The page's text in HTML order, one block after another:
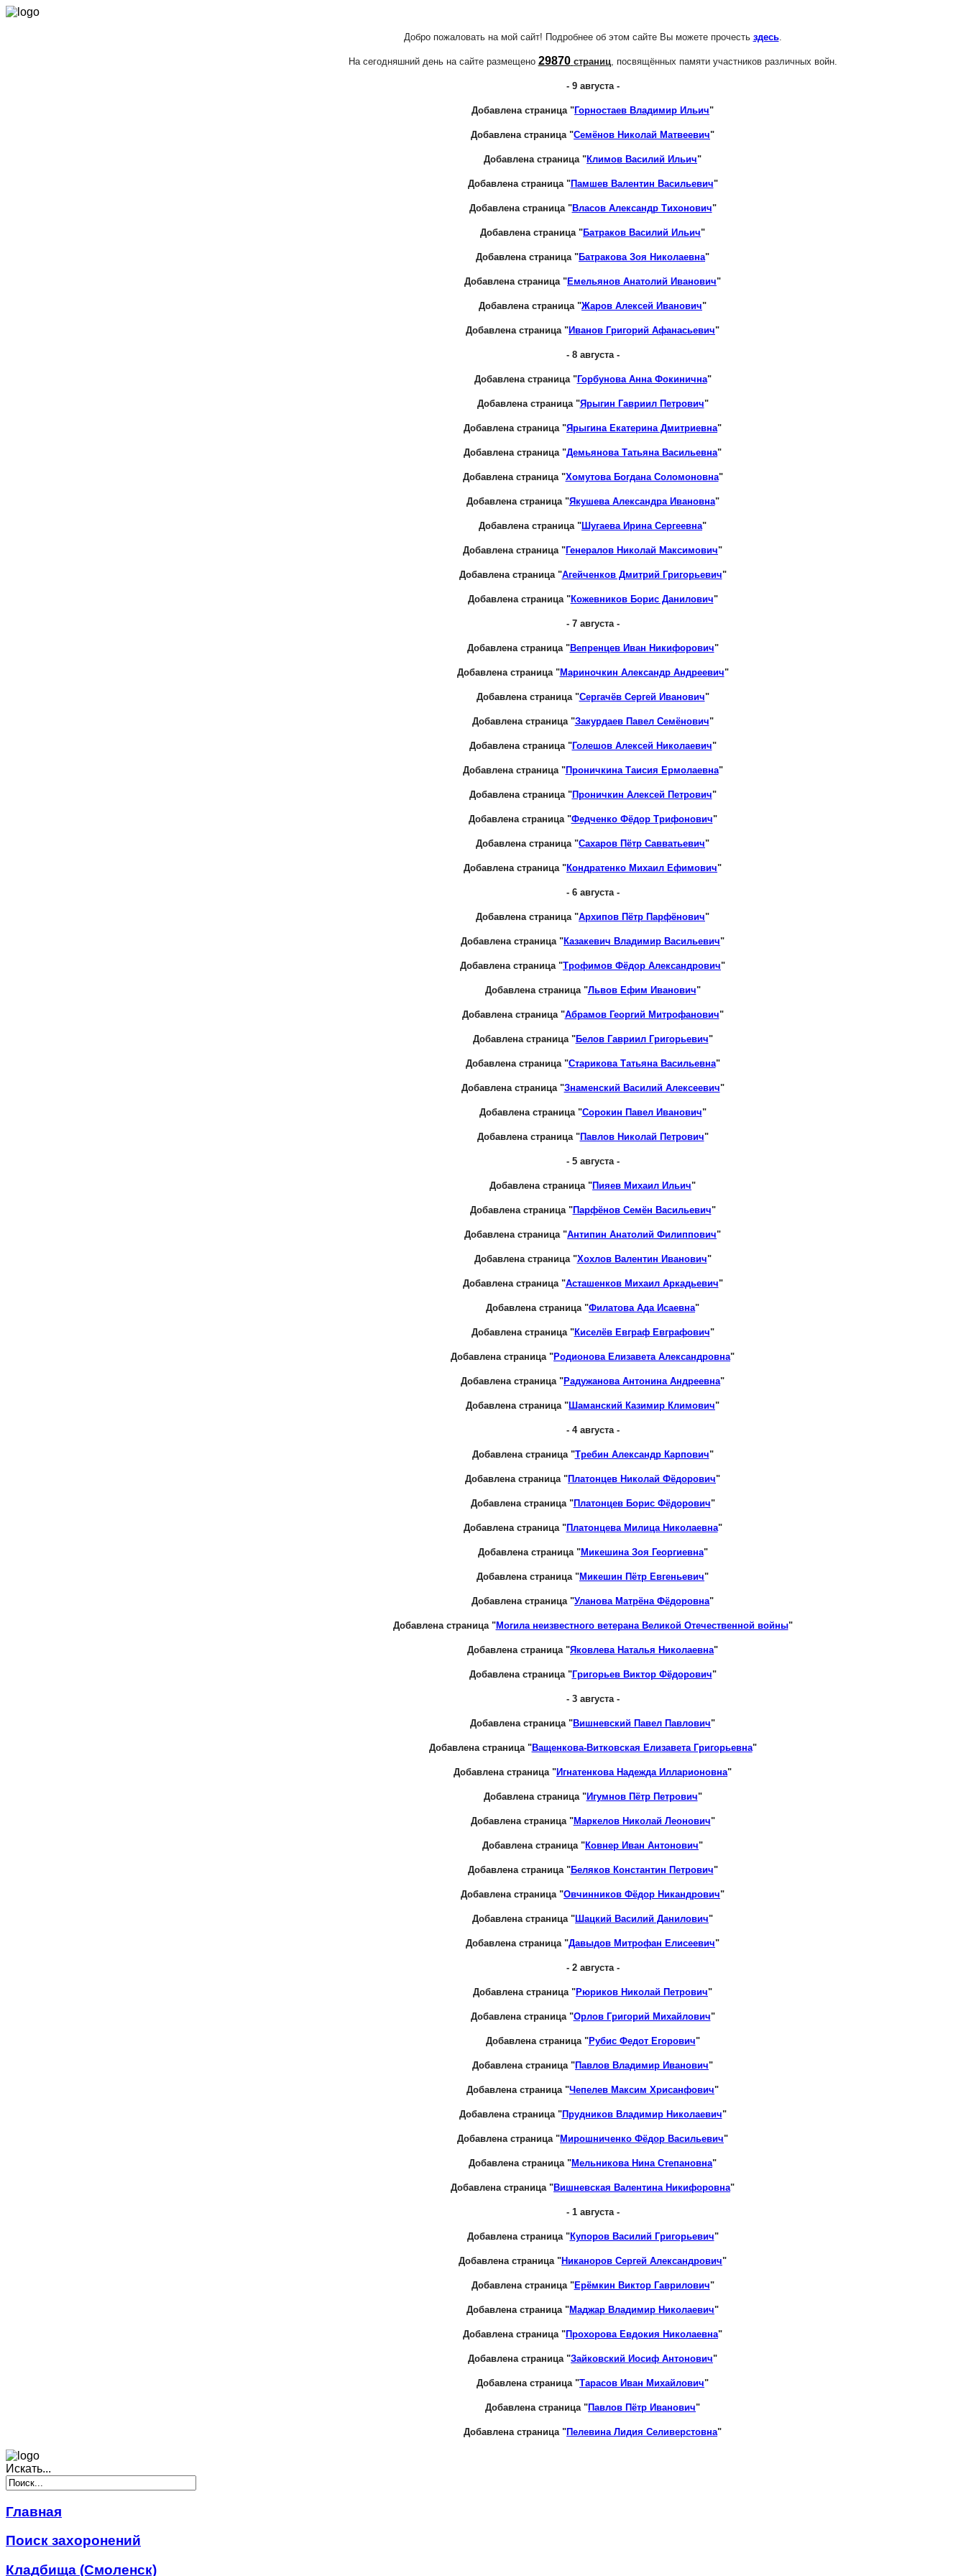
Добро пожаловать на мой сайт! Подробнее об этом сайте Вы можете прочесть здесь.
На сегодняшний день на сайте размещено 29870 страниц, посвящённых памяти участников различных войн.
- 9 августа -
Добавлена страница "Горностаев Владимир Ильич"
Добавлена страница "Семёнов Николай Матвеевич"
Добавлена страница "Климов Василий Ильич"
Добавлена страница "Памшев Валентин Васильевич"
Добавлена страница "Власов Александр Тихонович"
Добавлена страница "Батраков Василий Ильич"
Добавлена страница "Батракова Зоя Николаевна"
Добавлена страница "Емельянов Анатолий Иванович"
Добавлена страница "Жаров Алексей Иванович"
Добавлена страница "Иванов Григорий Афанасьевич"
- 8 августа -
Добавлена страница "Горбунова Анна Фокинична"
Добавлена страница "Ярыгин Гавриил Петрович"
Добавлена страница "Ярыгина Екатерина Дмитриевна"
Добавлена страница "Демьянова Татьяна Васильевна"
Добавлена страница "Хомутова Богдана Соломоновна"
Добавлена страница "Якушева Александра Ивановна"
Добавлена страница "Шугаева Ирина Сергеевна"
Добавлена страница "Генералов Николай Максимович"
Добавлена страница "Агейченков Дмитрий Григорьевич"
Добавлена страница "Кожевников Борис Данилович"
- 7 августа -
Добавлена страница "Вепренцев Иван Никифорович"
Добавлена страница "Мариночкин Александр Андреевич"
Добавлена страница "Сергачёв Сергей Иванович"
Добавлена страница "Закурдаев Павел Семёнович"
Добавлена страница "Голешов Алексей Николаевич"
Добавлена страница "Проничкина Таисия Ермолаевна"
Добавлена страница "Проничкин Алексей Петрович"
Добавлена страница "Федченко Фёдор Трифонович"
Добавлена страница "Сахаров Пётр Савватьевич"
Добавлена страница "Кондратенко Михаил Ефимович"
- 6 августа -
Добавлена страница "Архипов Пётр Парфёнович"
Добавлена страница "Казакевич Владимир Васильевич"
Добавлена страница "Трофимов Фёдор Александрович"
Добавлена страница "Львов Ефим Иванович"
Добавлена страница "Абрамов Георгий Митрофанович"
Добавлена страница "Белов Гавриил Григорьевич"
Добавлена страница "Старикова Татьяна Васильевна"
Добавлена страница "Знаменский Василий Алексеевич"
Добавлена страница "Сорокин Павел Иванович"
Добавлена страница "Павлов Николай Петрович"
- 5 августа -
Добавлена страница "Пияев Михаил Ильич"
Добавлена страница "Парфёнов Семён Васильевич"
Добавлена страница "Антипин Анатолий Филиппович"
Добавлена страница "Хохлов Валентин Иванович"
Добавлена страница "Асташенков Михаил Аркадьевич"
Добавлена страница "Филатова Ада Исаевна"
Добавлена страница "Киселёв Евграф Евграфович"
Добавлена страница "Родионова Елизавета Александровна"
Добавлена страница "Радужанова Антонина Андреевна"
Добавлена страница "Шаманский Казимир Климович"
- 4 августа -
Добавлена страница "Требин Александр Карпович"
Добавлена страница "Платонцев Николай Фёдорович"
Добавлена страница "Платонцев Борис Фёдорович"
Добавлена страница "Платонцева Милица Николаевна"
Добавлена страница "Микешина Зоя Георгиевна"
Добавлена страница "Микешин Пётр Евгеньевич"
Добавлена страница "Уланова Матрёна Фёдоровна"
Добавлена страница "Могила неизвестного ветерана Великой Отечественной войны"
Добавлена страница "Яковлева Наталья Николаевна"
Добавлена страница "Григорьев Виктор Фёдорович"
- 3 августа -
Добавлена страница "Вишневский Павел Павлович"
Добавлена страница "Ващенкова-Витковская Елизавета Григорьевна"
Добавлена страница "Игнатенкова Надежда Илларионовна"
Добавлена страница "Игумнов Пётр Петрович"
Добавлена страница "Маркелов Николай Леонович"
Добавлена страница "Ковнер Иван Антонович"
Добавлена страница "Беляков Константин Петрович"
Добавлена страница "Овчинников Фёдор Никандрович"
Добавлена страница "Шацкий Василий Данилович"
Добавлена страница "Давыдов Митрофан Елисеевич"
- 2 августа -
Добавлена страница "Рюриков Николай Петрович"
Добавлена страница "Орлов Григорий Михайлович"
Добавлена страница "Рубис Федот Егорович"
Добавлена страница "Павлов Владимир Иванович"
Добавлена страница "Чепелев Максим Хрисанфович"
Добавлена страница "Прудников Владимир Николаевич"
Добавлена страница "Мирошниченко Фёдор Васильевич"
Добавлена страница "Мельникова Нина Степановна"
Добавлена страница "Вишневская Валентина Никифоровна"
- 1 августа -
Добавлена страница "Купоров Василий Григорьевич"
Добавлена страница "Никаноров Сергей Александрович"
Добавлена страница "Ерёмкин Виктор Гаврилович"
Добавлена страница "Маджар Владимир Николаевич"
Добавлена страница "Прохорова Евдокия Николаевна"
Добавлена страница "Зайковский Иосиф Антонович"
Добавлена страница "Тарасов Иван Михайлович"
Добавлена страница "Павлов Пётр Иванович"
Добавлена страница "Пелевина Лидия Селиверстовна"
Искать...
Главная
Поиск захоронений
Кладбища (Смоленск)